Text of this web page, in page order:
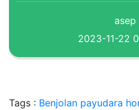
asep
2023-11-22
Tags : Benjolan payudara